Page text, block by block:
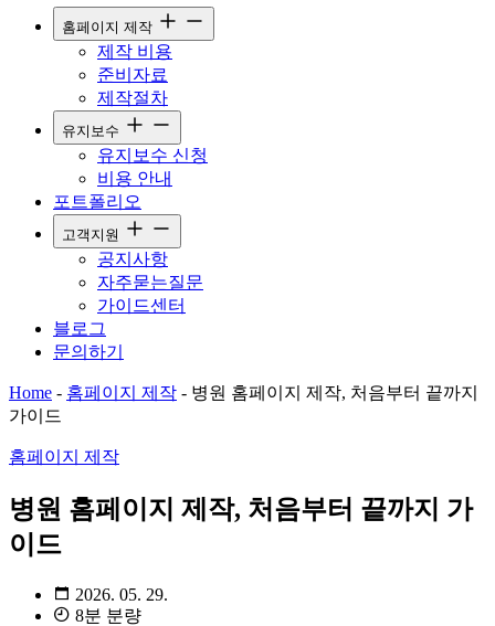
홈페이지 제작
제작 비용
준비자료
제작절차
유지보수
유지보수 신청
비용 안내
포트폴리오
고객지원
공지사항
자주묻는질문
가이드센터
블로그
문의하기
Home - 홈페이지 제작 - 병원 홈페이지 제작, 처음부터 끝까지
가이드
홈페이지 제작
병원 홈페이지 제작, 처음부터 끝까지 가
이드
2026. 05. 29.
8분 분량